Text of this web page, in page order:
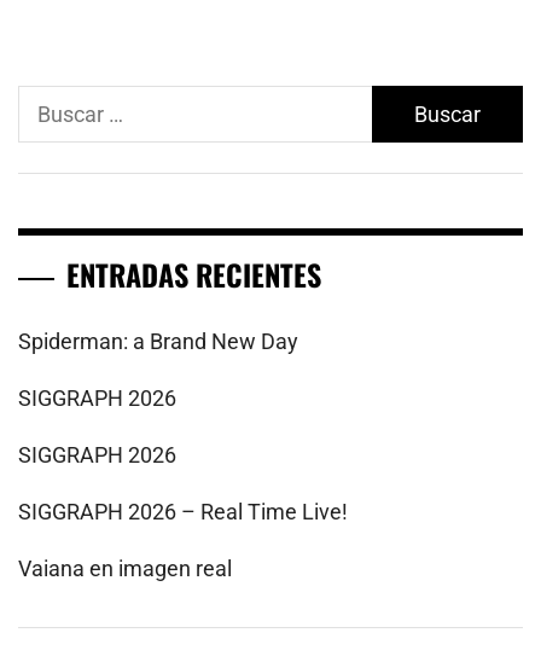
Buscar:
ENTRADAS RECIENTES
Spiderman: a Brand New Day
SIGGRAPH 2026
SIGGRAPH 2026
SIGGRAPH 2026 – Real Time Live!
Vaiana en imagen real